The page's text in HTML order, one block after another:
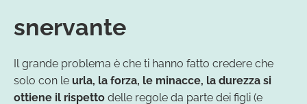
snervante
Il grande problema è che ti hanno fatto credere che
solo con le urla, la forza, le minacce, la durezza si
ottiene il rispetto delle regole da parte dei figli (e